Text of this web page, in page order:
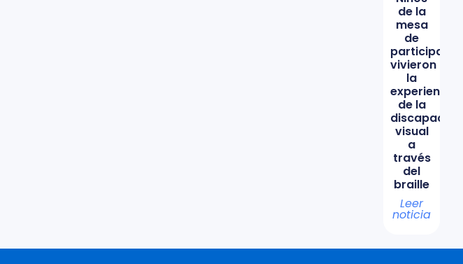
de la
mesa
de
participación
vivieron
la
experiencia
de la
discapacidad
visual
a
través
del
braille
Leer
noticia